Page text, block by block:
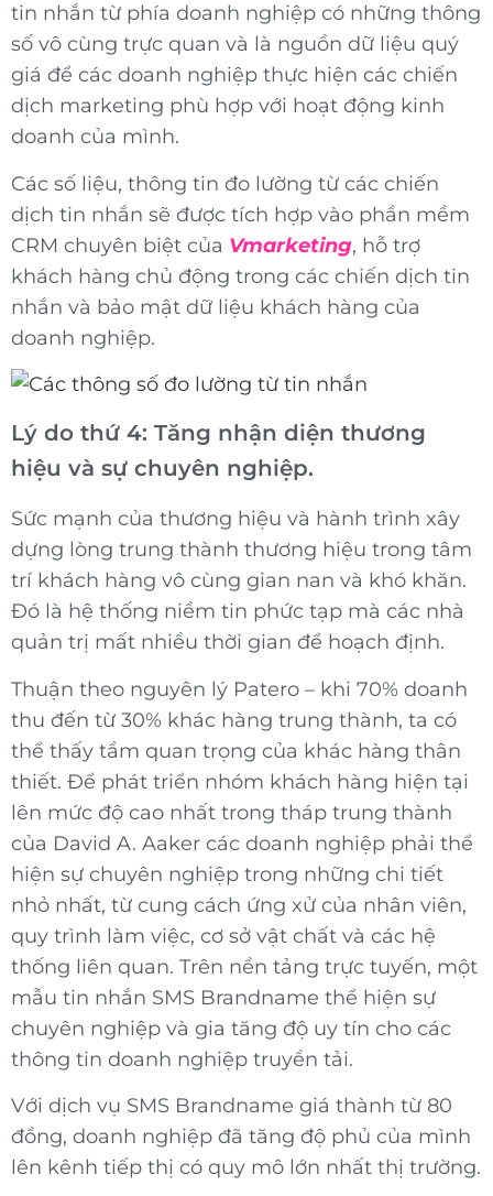
tin nhắn từ phía doanh nghiệp có những thông
số vô cùng trực quan và là nguồn dữ liệu quý
giá để các doanh nghiệp thực hiện các chiến
dịch marketing phù hợp với hoạt động kinh
doanh của mình.
Các số liệu, thông tin đo lường từ các chiến
dịch tin nhắn sẽ được tích hợp vào phần mềm
CRM chuyên biệt của Vmarketing, hỗ trợ
khách hàng chủ động trong các chiến dịch tin
nhắn và bảo mật dữ liệu khách hàng của
doanh nghiệp.
Lý do thứ 4: Tăng nhận diện thương
hiệu và sự chuyên nghiệp.
Sức mạnh của thương hiệu và hành trình xây
dựng lòng trung thành thương hiệu trong tâm
trí khách hàng vô cùng gian nan và khó khăn.
Đó là hệ thống niềm tin phức tạp mà các nhà
quản trị mất nhiều thời gian để hoạch định.
Thuận theo nguyên lý Patero – khi 70% doanh
thu đến từ 30% khác hàng trung thành, ta có
thể thấy tầm quan trọng của khác hàng thân
thiết. Để phát triển nhóm khách hàng hiện tại
lên mức độ cao nhất trong tháp trung thành
của David A. Aaker các doanh nghiệp phải thể
hiện sự chuyên nghiệp trong những chi tiết
nhỏ nhất, từ cung cách ứng xử của nhân viên,
quy trình làm việc, cơ sở vật chất và các hệ
thống liên quan. Trên nền tảng trực tuyến, một
mẫu tin nhắn SMS Brandname thể hiện sự
chuyên nghiệp và gia tăng độ uy tín cho các
thông tin doanh nghiệp truyền tải.
Với dịch vụ SMS Brandname giá thành từ 80
đồng, doanh nghiệp đã tăng độ phủ của mình
lên kênh tiếp thị có quy mô lớn nhất thị trường.